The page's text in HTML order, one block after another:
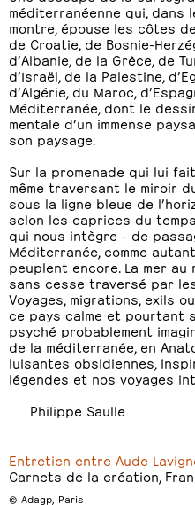
méditerranéenne qui, dans
montre, épouse les côtes
de Croatie, de Bosnie-
d’Albanie, de la Grèce, de
d’Israël, de la Palestine,
d’Algérie, du Maroc,
Méditerranée, dont le
mentale d’un immense
son paysage.
Sur la promenade qui lui
même traversant le miroir
sous la ligne bleue de
selon les caprices du
qui nous intègre - de
Méditerranée, comme
peuplent encore. La mer au
sans cesse traversé par
Voyages, migrations, exils
ce pays calme et pourtant
psyché probablement
de la méditerranée, en
luisantes obsidiennes,
légendes et nos voyages
Philippe Saulle
Entretien entre Aude
Carnets de la création,
© Adagp, Paris